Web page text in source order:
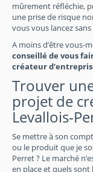
mûrement réfléchie,
une prise de risque
vous vous lancez
A moins d’être vous-
conseillé de vous
créateur
Trouver
projet de
Levallois-
Se mettre à son
ou le produit que je
Perret ? Le marché
en place et quels sont